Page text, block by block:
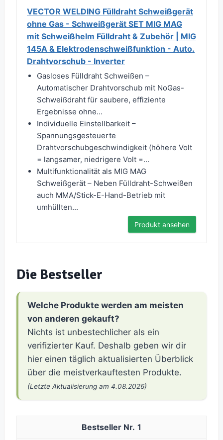
VECTOR WELDING Fülldraht Schweißgerät
ohne Gas - Schweißgerät SET MIG MAG
mit Schweißhelm Fülldraht & Zubehör | MIG
145A & Elektrodenschweißfunktion - Auto.
Drahtvorschub - Inverter
Gasloses Fülldraht Schweißen –
Automatischer Drahtvorschub mit NoGas-
Schweißdraht für saubere, effiziente
Ergebnisse ohne...
Individuelle Einstellbarkeit –
Spannungsgesteuerte
Drahtvorschubgeschwindigkeit (höhere Volt
= langsamer, niedrigere Volt =...
Multifunktionalität als MIG MAG
Schweißgerät – Neben Fülldraht-Schweißen
auch MMA/Stick-E-Hand-Betrieb mit
umhüllten...
Produkt ansehen
Die Bestseller
Welche Produkte werden am meisten
von anderen gekauft?
Nichts ist unbestechlicher als ein
verifizierter Kauf. Deshalb geben wir dir
hier einen täglich aktualisierten Überblick
über die meistverkauftesten Produkte.
(Letzte Aktualisierung am 4.08.2026)
1